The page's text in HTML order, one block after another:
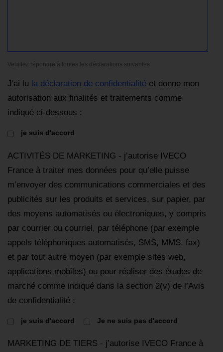
Veuillez répondre à toutes les déclarations suivantes
J'ai lu la déclaration de confidentialité et donne mon
autorisation aux finalités et traitements comme
indiqué ci-dessous :
je suis d'accord
ACTIVITÉS DE MARKETING - j’autorise IVECO
France à traiter mes données pour qu’elle puisse
m’envoyer des communications commerciales et des
publicités sur les produits et services, sur papier, par
des moyens automatisés ou électroniques, y compris
par courrier ou courriel, par téléphone (par exemple
appels téléphoniques automatisés, SMS, MMS, fax)
et par tout autre moyen (par exemple sites web,
applications mobiles) ou pour réaliser des études de
marché comme indiqué dans la section 2(v) de l’Avis
de confidentialité :
je suis d'accord Je ne suis pas d'accord
MARKETING DE TIERS - j’autorise IVECO France à